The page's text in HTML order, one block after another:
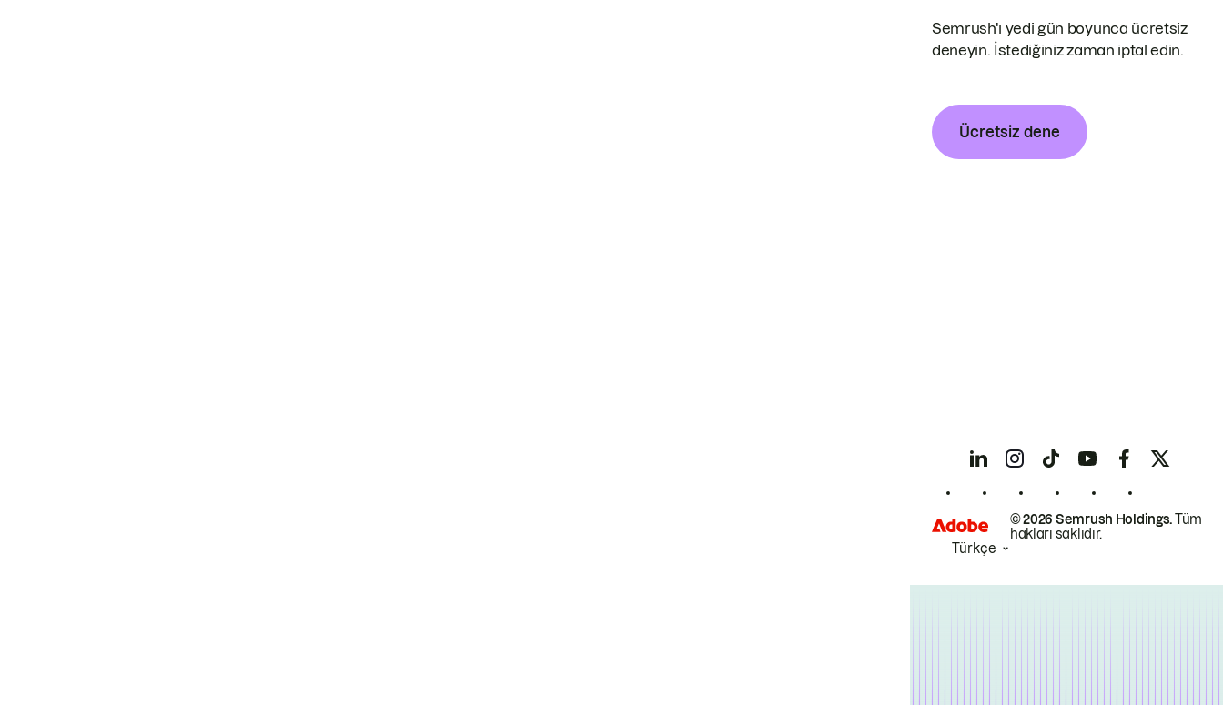
Semrush'ı yedi gün boyunca ücretsiz
deneyin. İstediğiniz zaman iptal edin.
Ücretsiz dene
© 2026 Semrush Holdings.Tüm
hakları saklıdır.
Türkçe